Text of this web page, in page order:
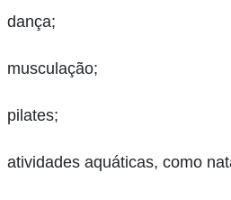
dança;
musculação;
pilates;
atividades aquáticas, como